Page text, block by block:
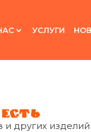
УСЛУГИ
других изделий